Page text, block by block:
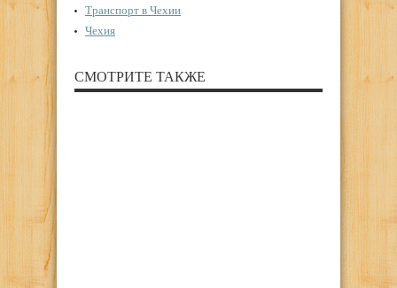
Транспорт в Чехии
Чехия
СМОТРИТЕ ТАКЖЕ